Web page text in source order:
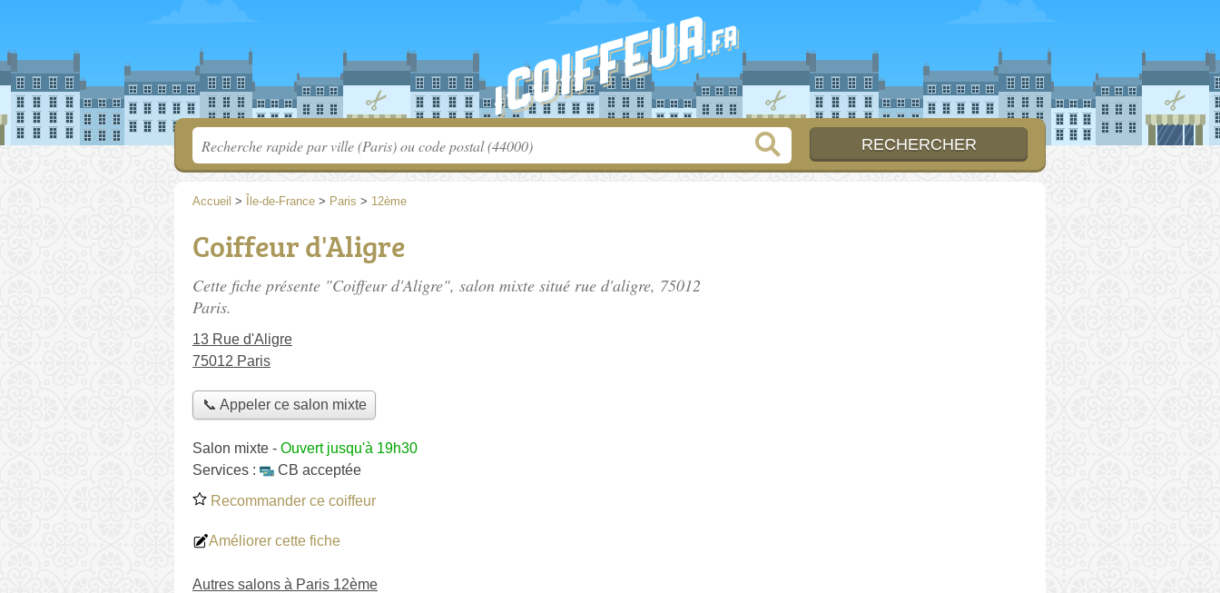
Accueil > Île-de-France > Paris > 12ème
Coiffeur d'Aligre
Cette fiche présente "Coiffeur d'Aligre", salon mixte situé rue d'aligre, 75012
Paris.
13 Rue d'Aligre
75012 Paris
📞 Appeler ce salon mixte
Salon mixte - Ouvert jusqu'à 19h30
Services :
CB acceptée
Recommander ce coiffeur
Améliorer cette fiche
Autres salons à Paris 12ème